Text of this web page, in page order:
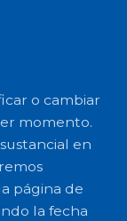
o cambiar
momento.
en
página de
la fecha